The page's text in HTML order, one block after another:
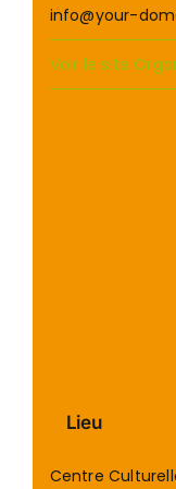
info@your-
Voir le site
Lieu
Centre